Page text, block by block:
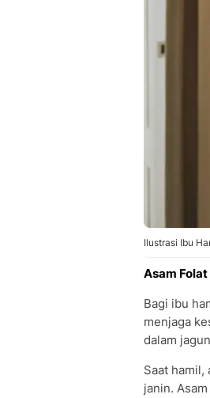
Ilustrasi Ibu
Asam Folat
Bagi ibu
menjaga
dalam
Saat
janin.